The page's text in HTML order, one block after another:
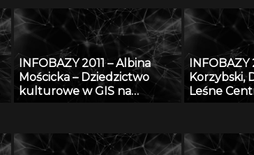
zastosowaniem metod
konstruktywnej indukcji
oraz zbiorów przybliżonych
Maciej
– Bazy
genomiki,
jakości
INFOBAZY 2011 – Albina
Mościcka – Dziedzictwo
kulturowe w GIS na
INFOBAZY
Korzybski,
Leśne